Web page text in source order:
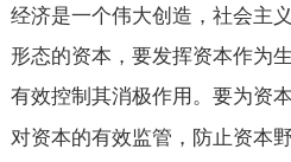
经济是一个伟大创造，社会主
形态的资本，要发挥资本作为
有效控制其消极作用。要为资
对资本的有效监管，防止资本